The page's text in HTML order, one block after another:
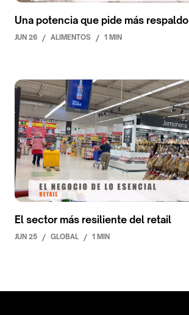
Una potencia que pide más respaldo
JUN 26 / ALIMENTOS / 1 MIN
El sector más resiliente del retail
JUN 25 / GLOBAL / 1 MIN